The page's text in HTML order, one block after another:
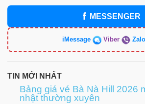
MESSENGER
iMessage Viber Zalo
TIN MỚI NHẤT
Bảng giá vé Bà Nà Hill 2026
nhật thường xuyên